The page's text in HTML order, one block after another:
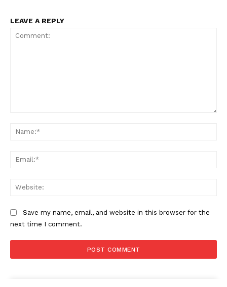
LEAVE A REPLY
Save my name, email, and website in this browser for the
next time I comment.